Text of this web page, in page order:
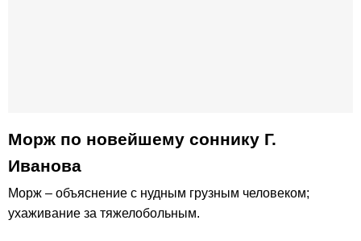
Морж по новейшему соннику Г.
Иванова
Морж – объяснение с нудным грузным человеком;
ухаживание за тяжелобольным.